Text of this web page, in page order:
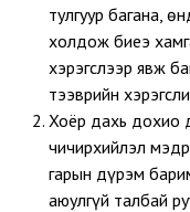
тулгуур багана,
холдож биеэ
хэрэгслээр явж
тээврийн
Хоёр дахь дохио
чичирхийлэл
гарын дүрэм
аюулгүй талбай